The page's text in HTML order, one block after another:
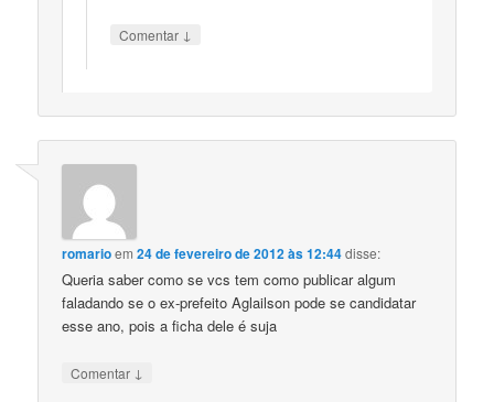
Comentar ↓
romarioem24 de fevereiro de 2012 às 12:44disse:
Queria saber como se vcs tem como publicar algum
faladando se o ex-prefeito Aglailson pode se candidatar
esse ano, pois a ficha dele é suja
Comentar ↓